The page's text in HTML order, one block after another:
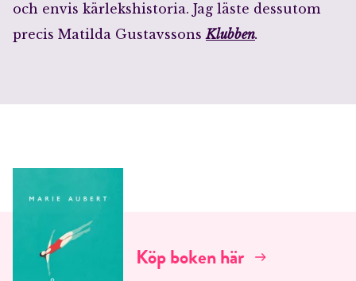
och envis kärlekshistoria. Jag läste dessutom
precis Matilda GustavssonsKlubben.
Köp boken här